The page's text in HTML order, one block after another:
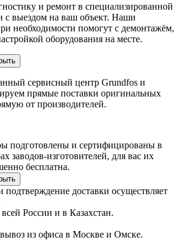
и ремонт в специализированной
с выездом на ваш объект. Наши
необходимости помогут с демонтажём,
оборудования на месте.
сервисный центр Grundfos и
прямые поставки оригинальных
от производителей.
подготовлены и сертифицированы в
заводов-изготовителей, для вас их
бесплатна.
доставки осуществляет
всей России и в Казахстан.
из офиса в Москве и Омске.